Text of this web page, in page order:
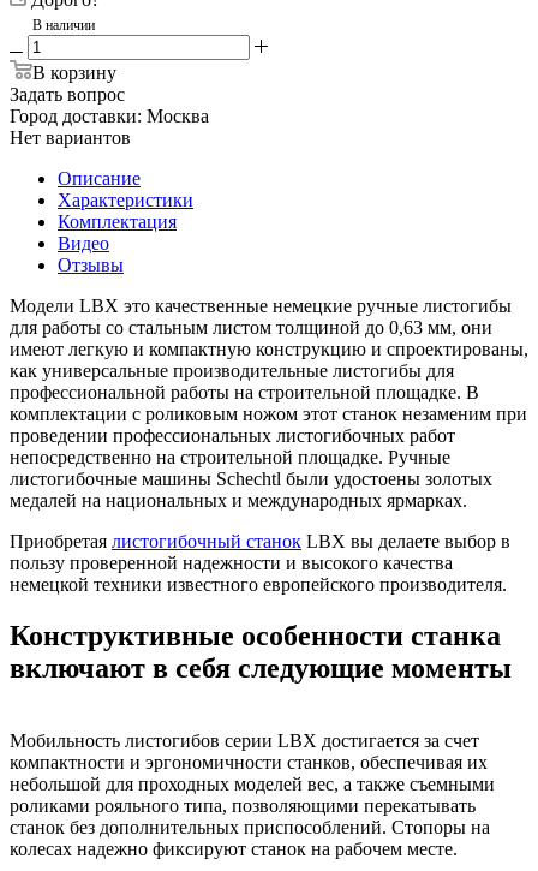
В наличии
В корзину
Задать вопрос
Город доставки: Москва
Нет вариантов
Описание
Характеристики
Комплектация
Видео
Отзывы
Модели LBX это качественные немецкие ручные листогибы
для работы со стальным листом толщиной до 0,63 мм, они
имеют легкую и компактную конструкцию и спроектированы,
как универсальные производительные листогибы для
профессиональной работы на строительной площадке. В
комплектации с роликовым ножом этот станок незаменим при
проведении профессиональных листогибочных работ
непосредственно на строительной площадке. Ручные
листогибочные машины Schechtl были удостоены золотых
медалей на национальных и международных ярмарках.
Приобретая листогибочный станок LBX вы делаете выбор в
пользу проверенной надежности и высокого качества
немецкой техники известного европейского производителя.
Конструктивные особенности станка
включают в себя следующие моменты
Мобильность листогибов серии LBX достигается за счет
компактности и эргономичности станков, обеспечивая их
небольшой для проходных моделей вес, а также съемными
роликами рояльного типа, позволяющими перекатывать
станок без дополнительных приспособлений. Стопоры на
колесах надежно фиксируют станок на рабочем месте.